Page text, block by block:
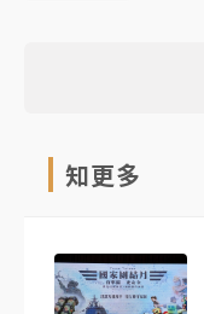
知更多